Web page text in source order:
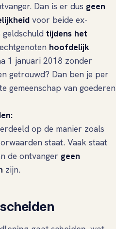
Dan is er dus geen
voor beide ex-
geldschuld tijdens het
hoofdelijk
1 januari 2018 zonder
getrouwd? Dan ben je per
gemeenschap van goederen
op de manier zoals
staat. Vaak staat
de ontvanger geen
zijn.